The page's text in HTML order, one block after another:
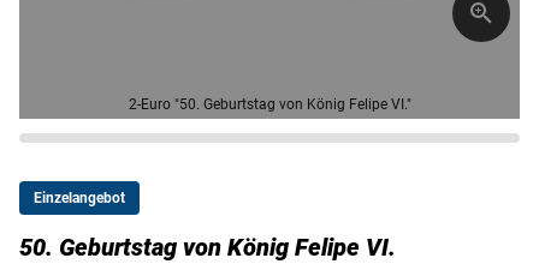
2-Euro "50. Geburtstag von König Felipe VI."
Einzelangebot
50. Geburtstag von König Felipe VI.